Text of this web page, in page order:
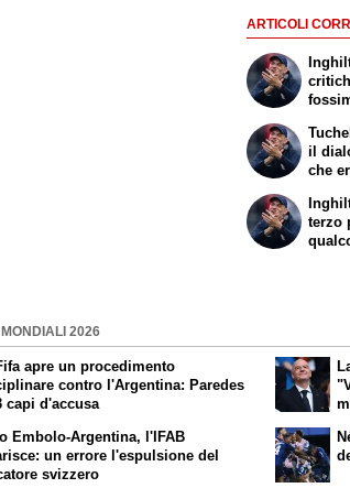
ARTICOLI
il
che
terzo
2026
apre un procedimento
contro l'Argentina: Paredes
capi d'accusa
Embolo-Argentina, l'IFAB
un errore l'espulsione del
svizzero